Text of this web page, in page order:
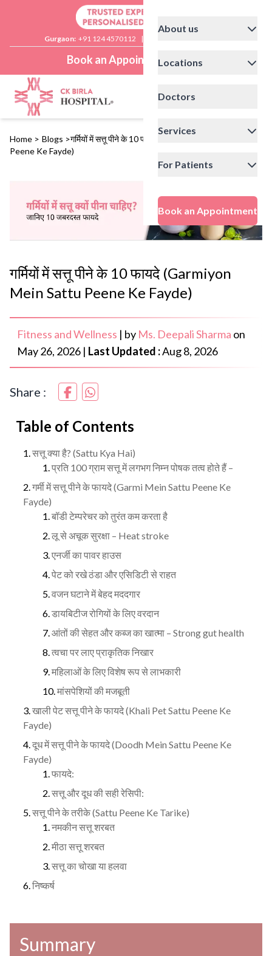
Gurgaon: +91 124 4570112 |
Book an Appointment
About us
Locations
Doctors
Services
For Patients
Book an Appointment
Home > Blogs >गर्मियों में सत्तू पीने के 10 फायदे (Garmiyon Mein Sattu
Peene Ke Fayde)
गर्मियों में सत्तू पीने के 10 फायदे (Garmiyon
Mein Sattu Peene Ke Fayde)
Fitness and Wellness | by Ms. Deepali Sharma on
May 26, 2026 | Last Updated :Aug 8, 2026
Share :
Table of Contents
सत्तू क्या है? (Sattu Kya Hai)
प्रति 100 ग्राम सत्तू में लगभग निम्न पोषक तत्व होते हैं –
गर्मी में सत्तू पीने के फायदे (Garmi Mein Sattu Peene Ke
Fayde)
बॉडी टेम्परेचर को तुरंत कम करता है
लू से अचूक सुरक्षा – Heat stroke
एनर्जी का पावर हाउस
पेट को रखे ठंडा और एसिडिटी से राहत
वजन घटाने में बेहद मददगार
डायबिटीज रोगियों के लिए वरदान
आंतों की सेहत और कब्ज का खात्मा – Strong gut health
त्वचा पर लाए प्राकृतिक निखार
महिलाओं के लिए विशेष रूप से लाभकारी
मांसपेशियों की मजबूती
खाली पेट सत्तू पीने के फायदे (Khali Pet Sattu Peene Ke
Fayde)
दूध में सत्तू पीने के फायदे (Doodh Mein Sattu Peene Ke
Fayde)
फायदे:
सत्तू और दूध की सही रेसिपी:
सत्तू पीने के तरीके (Sattu Peene Ke Tarike)
नमकीन सत्तू शरबत
मीठा सत्तू शरबत
सत्तू का चोखा या हलवा
निष्कर्ष
Summary